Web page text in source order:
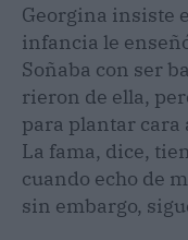
Georgina insiste
infancia le
Soñaba con ser
rieron de ella,
para plantar cara
La fama, dice,
cuando echo de
sin embargo,